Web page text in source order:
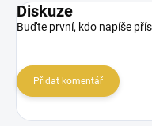
Diskuze
Buďte první, kdo napíše
Přidat komentář